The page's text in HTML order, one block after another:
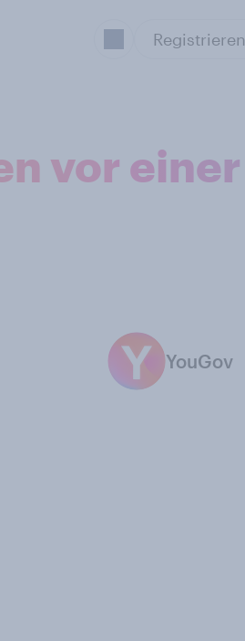
Registrieren
vor einer
YouGov